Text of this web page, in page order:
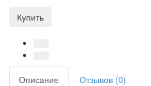
Купить
Описание
Отзывов (0)